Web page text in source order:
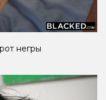
негры